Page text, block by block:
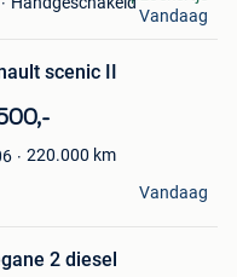
Vandaag
scenic II
220.000 km
Vandaag
2 diesel